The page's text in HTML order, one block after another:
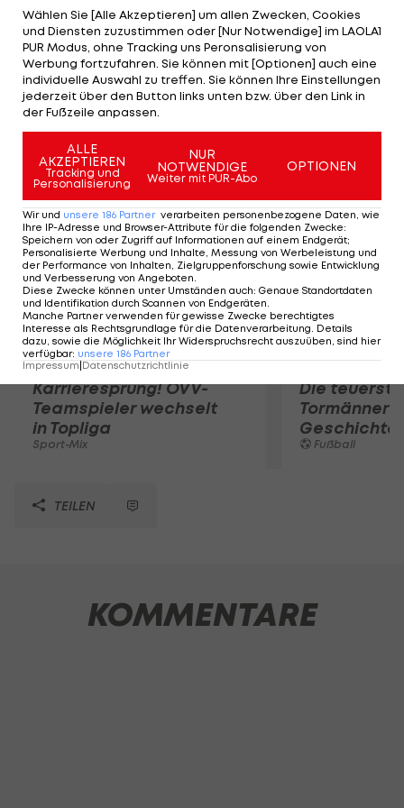
Wunsch. In der fünften Wettfahrt wird er
disqualifiziert (25 Strafpunkte), danach belegt er
Rang 15, was ihm im Gesamt-Klassement den 21.
Platz beschert. Andreas Geritzer landet im Laser
auf den Plätzen 22 und 16. Damit liegt der 34-
Jährige auf Gesamtplatz 14.
Mehr zum Thema
Karrieresprung! ÖVV-
Teamspieler wechselt
in Topliga
Sport-Mix
Die
Tormänner
Geschichte
Fußball
TEILEN
KOMMENTARE
Wählen Sie [Alle Akzeptieren] um allen Zwecken, Cookies
und Diensten zuzustimmen oder [Nur Notwendige] im LAOLA1
PUR Modus, ohne Tracking uns Peronsalisierung von
Werbung fortzufahren. Sie können mit [Optionen] auch eine
individuelle Auswahl zu treffen. Sie können Ihre Einstellungen
jederzeit über den Button links unten bzw. über den Link in
der Fußzeile anpassen.
ALLE
AKZEPTIEREN
Tracking und
Personalisierung
NUR
NOTWENDIGE
Weiter mit PUR-Abo
OPTIONEN
Wir und unsere 186 Partner verarbeiten personenbezogene Daten, wie
Ihre IP-Adresse und Browser-Attribute für die folgenden Zwecke:
Speichern von oder Zugriff auf Informationen auf einem Endgerät;
Personalisierte Werbung und Inhalte, Messung von Werbeleistung und
der Performance von Inhalten, Zielgruppenforschung sowie Entwicklung
und Verbesserung von Angeboten.
Diese Zwecke können unter Umständen auch: Genaue Standortdaten
und Identifikation durch Scannen von Endgeräten.
Manche Partner verwenden für gewisse Zwecke berechtigtes
Interesse als Rechtsgrundlage für die Datenverarbeitung. Details
dazu, sowie die Möglichkeit Ihr Widerspruchsrecht auszuüben, sind hier
verfügbar: unsere 186 Partner
Impressum Datenschutzrichtlinie